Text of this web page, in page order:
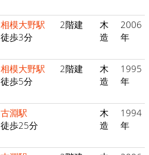
相模大野駅
徒歩3分
2階建
木
造
2006
年
相模大野駅
徒歩5分
2階建
木
造
1995
年
古淵駅
徒歩25分
木
造
1994
年